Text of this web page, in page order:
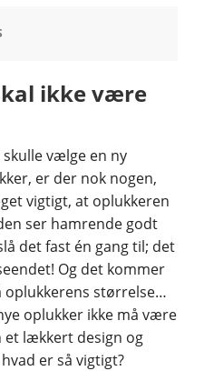
ikke være
vælge en ny
er der nok nogen,
vigtigt, at oplukkeren
ser hamrende godt
det fast én gang til; det
Og det kommer
oplukkerens størrelse…
oplukker ikke må være
et lækkert design og
er så vigtigt?